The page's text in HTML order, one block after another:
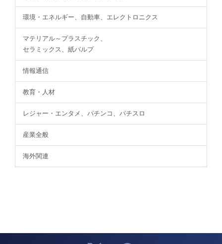
環境・エネルギー、自動車、エレクトロニクス
マテリアル～プラスチック、
セラミックス、紙パルプ
情報通信
教育・人材
レジャー・エンタメ、パチンコ、パチスロ
産業全般
海外関連